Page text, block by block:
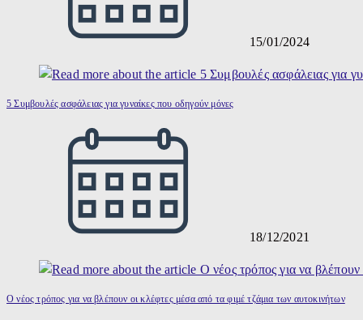
15/01/2024
5 Συμβουλές ασφάλειας για γυναίκες που οδηγούν μόνες
18/12/2021
Ο νέος τρόπος για να βλέπουν οι κλέφτες μέσα από τα φιμέ τζάμια των αυτοκινήτων